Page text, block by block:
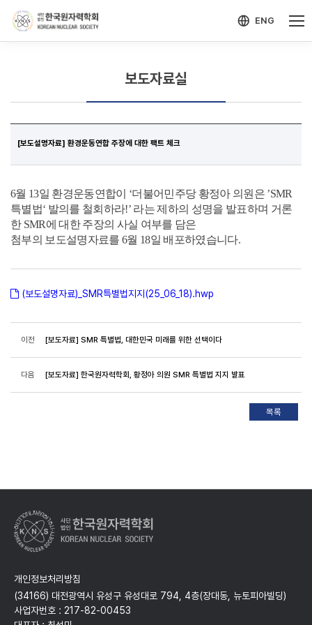
ENG
보도자료실
[보도설명자료] 환경운동연합 주장에 대한 팩트 체크
6월 13일 환경운동연합이 ‘더불어민주당 황정아 의원은 ’SMR
특별법‘ 발의를 철회하라!’ 라는 제하의 성명을 발표하며 거론
한 SMR에 대한 주장의 사실 여부를 담은
첨부의 보도설명자료를 6월 18일 배포하였습니다.
(보도설명자료)_SMR특별법지지(25_06_18).hwp
이전 [보도자료] SMR 특별법, 대한민국 미래를 위한 선택이다
다음 [보도자료] 한국원자력학회, 황정아 의원 SMR 특별법 지지 발표
개인정보처리방침
(34166) 대전광역시 유성구 유성대로 794, 4층(장대동, 뉴토피아빌딩)
사업자번호 : 217-82-00453